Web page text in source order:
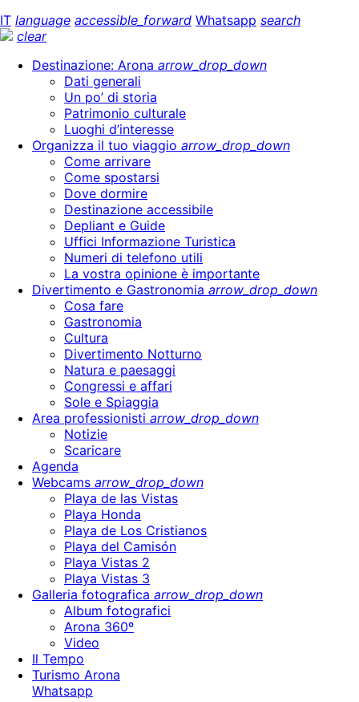
IT language accessible_forward Whatsapp search
clear
Destinazione: Arona arrow_drop_down
Dati generali
Un po’ di storia
Patrimonio culturale
Luoghi d’interesse
Organizza il tuo viaggio arrow_drop_down
Come arrivare
Come spostarsi
Dove dormire
Destinazione accessibile
Depliant e Guide
Uffici Informazione Turistica
Numeri di telefono utili
La vostra opinione è importante
Divertimento e Gastronomia arrow_drop_down
Cosa fare
Gastronomia
Cultura
Divertimento Notturno
Natura e paesaggi
Congressi e affari
Sole e Spiaggia
Area professionisti arrow_drop_down
Notizie
Scaricare
Agenda
Webcams arrow_drop_down
Playa de las Vistas
Playa Honda
Playa de Los Cristianos
Playa del Camisón
Playa Vistas 2
Playa Vistas 3
Galleria fotografica arrow_drop_down
Album fotografici
Arona 360º
Video
Il Tempo
Turismo Arona
Whatsapp